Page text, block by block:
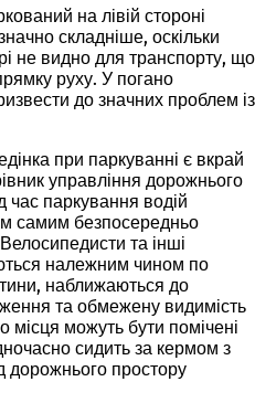
на лівій стороні
складніше, оскільки
не видно для транспорту, що
руху. У погано
до значних проблем із
при паркуванні є вкрай
управління дорожнього
паркування водій
самим безпосередньо
та інші
належним чином по
наближаються до
та обмежену видимість
місця можуть бути помічені
сидить за кермом з
дорожнього простору